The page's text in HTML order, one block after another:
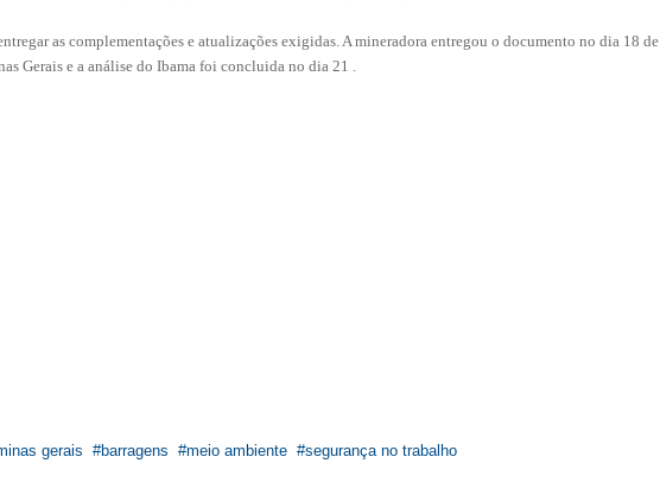
as complementações e atualizações exigidas. A mineradora entregou o documento no dia 18 de
Gerais e a análise do Ibama foi concluida no dia 21 .
gerais barragens meio ambiente segurança no trabalho